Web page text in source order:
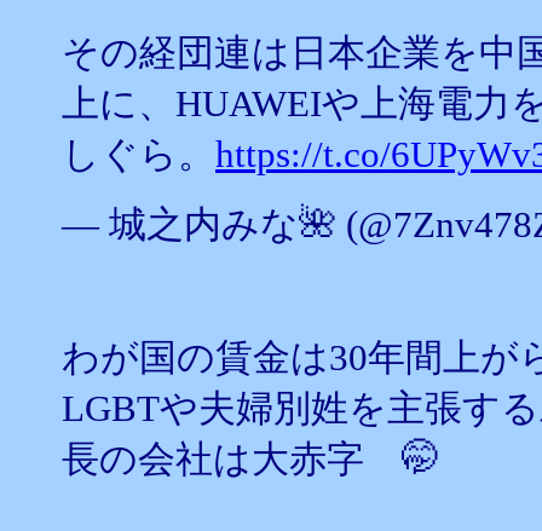
その経団連は日本企業を中
上に、HUAWEIや上海電力
しぐら。 https://t.co/
— 城之内みな🌺
わが国の賃金は30年間上が
LGBTや夫婦別姓を主張す
長の会社は大赤字 🤭